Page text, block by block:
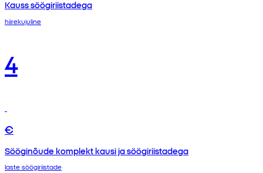
Kauss söögiriistadega
hiirekujuline
4
€
Sööginõude komplekt kausi ja söögiriistadega
laste söögiriistade